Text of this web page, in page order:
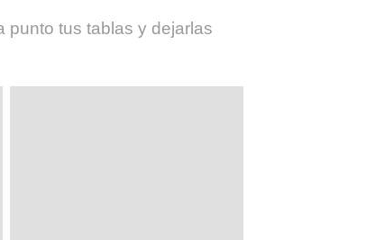
punto tus tablas y dejarlas